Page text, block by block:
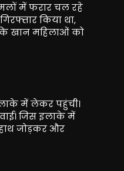
में फरार चल रहे
किया था,
खान महिलाओं को
में लेकर पहुंची।
जिस इलाके में
जोड़कर और